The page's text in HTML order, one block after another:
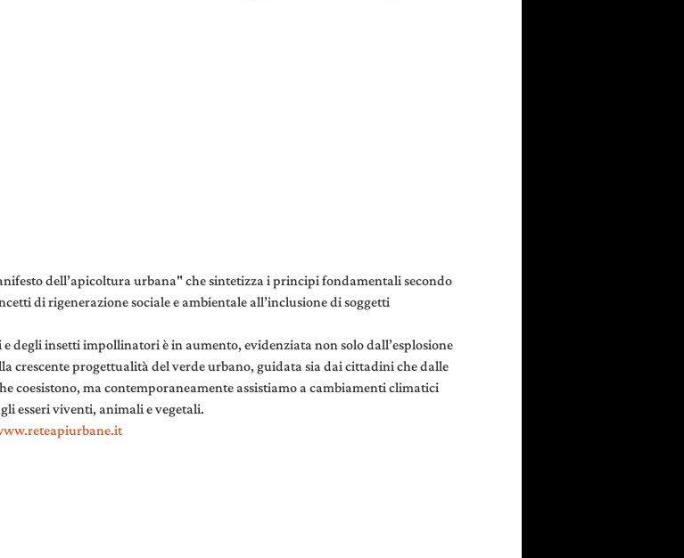
dell’apicoltura urbana" che sintetizza i principi fondamentali secondo
di rigenerazione sociale e ambientale all’inclusione di soggetti
degli insetti impollinatori è in aumento, evidenziata non solo dall’esplosione
crescente progettualità del verde urbano, guidata sia dai cittadini che dalle
coesistono, ma contemporaneamente assistiamo a cambiamenti climatici
esseri viventi, animali e vegetali.